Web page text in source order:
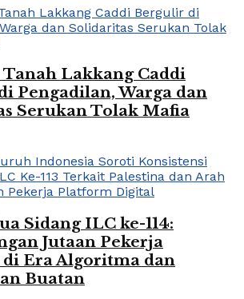
Tanah Lakkang Caddi
Pengadilan, Warga dan
Serukan Tolak Mafia
Sidang ILC ke-114:
Jutaan Pekerja
Era Algoritma dan
Buatan